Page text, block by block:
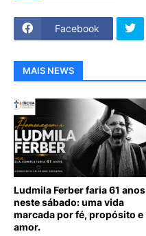
Facebook
MAIS NEWS
Ludmila Ferber faria 61 anos
neste sábado: uma vida
marcada por fé, propósito e
amor.